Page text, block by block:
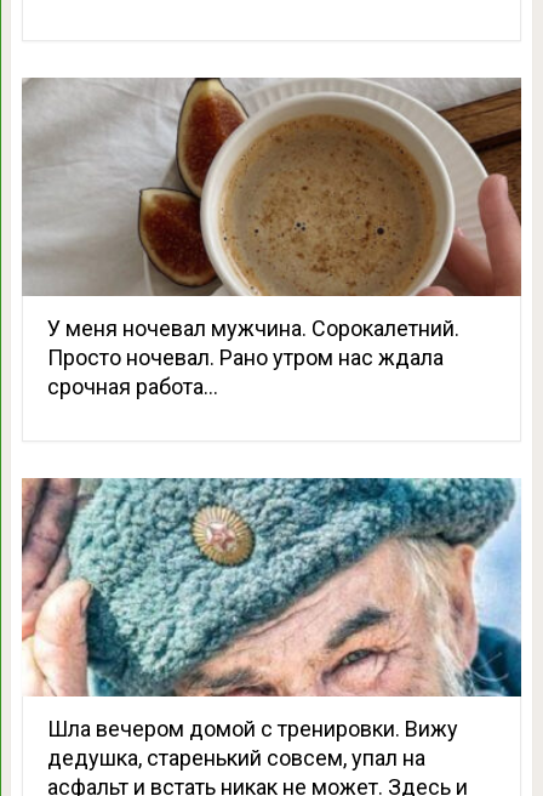
У меня ночевал мужчина. Сорокалетний.
Просто ночевал. Рано утром нас ждала
срочная работа…
Шла вечером домой с тренировки. Вижу
дедушка, старенький совсем, упал на
асфальт и встать никак не может. Здесь и